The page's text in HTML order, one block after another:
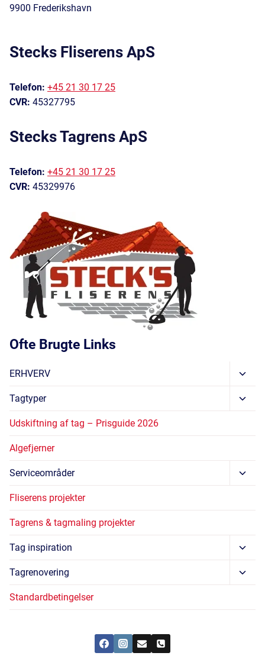
9900 Frederikshavn
Stecks Fliserens ApS
Telefon: +45 21 30 17 25
CVR: 45327795
Stecks Tagrens ApS
Telefon: +45 21 30 17 25
CVR: 45329976
Ofte Brugte Links
ERHVERV
Skift
Tagtyper
Skift
Udskiftning af tag – Prisguide 2026
Algefjerner
Serviceområder
Skift
Fliserens projekter
Tagrens & tagmaling projekter
Tag inspiration
Skift
Tagrenovering
Skift
Standardbetingelser